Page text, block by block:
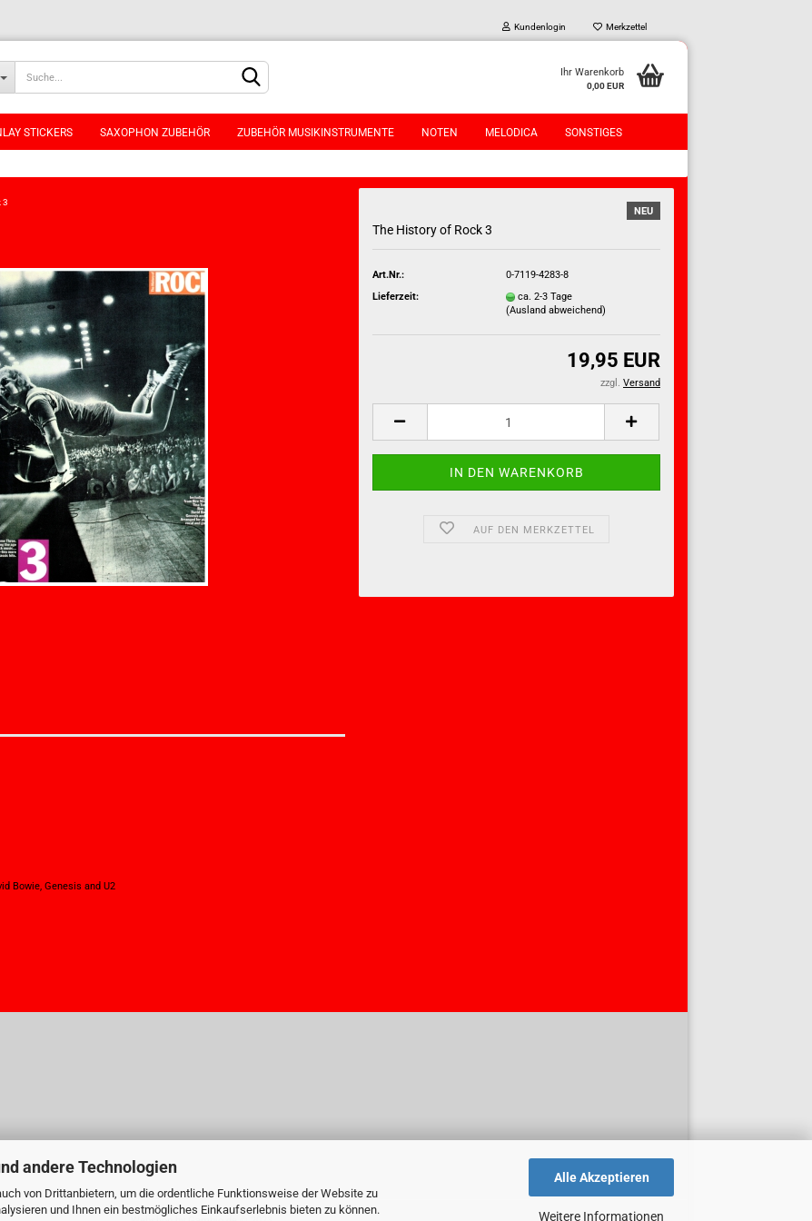
andere Technologien
von Drittanbietern, um die ordentliche Funktionsweise der Website zu
und Ihnen ein bestmögliches Einkaufserlebnis bieten zu können.
Alle Akzeptieren
Weitere Informationen
Kundenlogin
Konto erstellen
Passwort vergessen?
Merkzettel
Ihr Warenkorb
0,00 EUR
STICKERS SAXOPHON ZUBEHÖR ZUBEHÖR MUSIKINSTRUMENTE NOTEN MELODICA SONSTIGES
3
NEU
The History of Rock 3
Art.Nr.:
0-7119-4283-8
Lieferzeit:
ca. 2-3 Tage
(Ausland abweichend)
19,95 EUR
zzgl. Versand
AUF DEN MERKZETTEL
Bowie, Genesis and U2